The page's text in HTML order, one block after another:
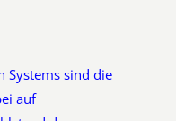
Systems sind die
auf